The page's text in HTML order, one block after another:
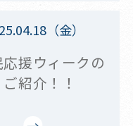
（金）
応援ウィークの
ご紹介！！